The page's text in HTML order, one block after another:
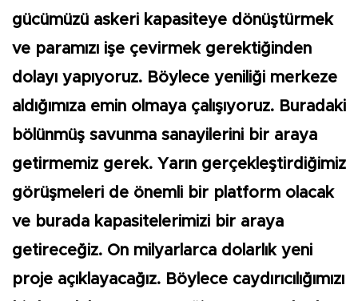
gücümüzü askeri kapasiteye dönüştürmek
ve paramızı işe çevirmek gerektiğinden
dolayı yapıyoruz. Böylece yeniliği merkeze
aldığımıza emin olmaya çalışıyoruz. Buradaki
bölünmüş savunma sanayilerini bir araya
getirmemiz gerek. Yarın gerçekleştirdiğimiz
görüşmeleri de önemli bir platform olacak
ve burada kapasitelerimizi bir araya
getireceğiz. On milyarlarca dolarlık yeni
proje açıklayacağız. Böylece caydırıcılığımızı